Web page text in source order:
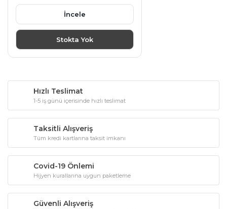
İncele
Stokta Yok
Hızlı Teslimat
1-5 iş günü içerisinde hızlı teslimat
Taksitli Alışveriş
Tüm kredi kartlarına taksit imkanı
Covid-19 Önlemi
Hijyen kurallarına uygun paketleme
Güvenli Alışveriş